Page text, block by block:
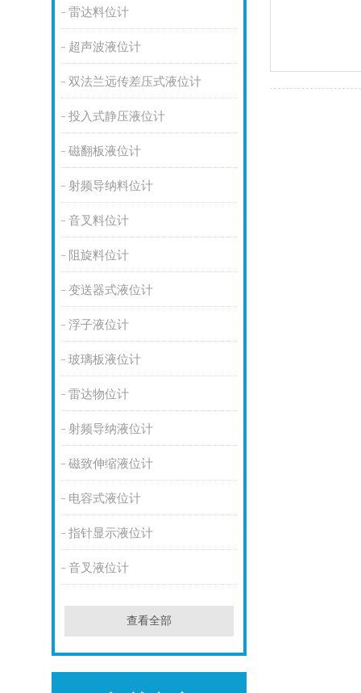
雷达料位计
超声波液位计
双法兰远传差压式液位计
投入式静压液位计
磁翻板液位计
射频导纳料位计
音叉料位计
阻旋料位计
变送器式液位计
浮子液位计
玻璃板液位计
雷达物位计
射频导纳液位计
磁致伸缩液位计
电容式液位计
指针显示液位计
音叉液位计
查看全部